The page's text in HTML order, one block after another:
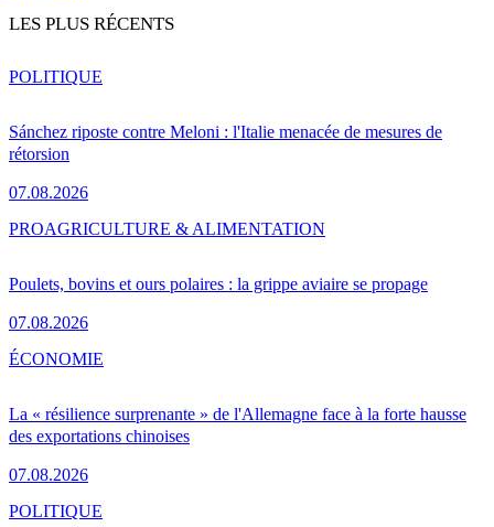
LES PLUS RÉCENTS
Sánchez riposte contre Meloni : l'Italie menacée de mesures de
rétorsion
07.08.2026
POLITIQUE
Poulets, bovins et ours polaires : la grippe aviaire se propage
07.08.2026
PROAGRICULTURE & ALIMENTATION
La « résilience surprenante » de l'Allemagne face à la forte hausse
des exportations chinoises
07.08.2026
ÉCONOMIE
POLITIQUE